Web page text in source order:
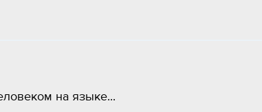
на языке...